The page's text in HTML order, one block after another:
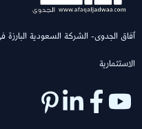
الاستثمارية